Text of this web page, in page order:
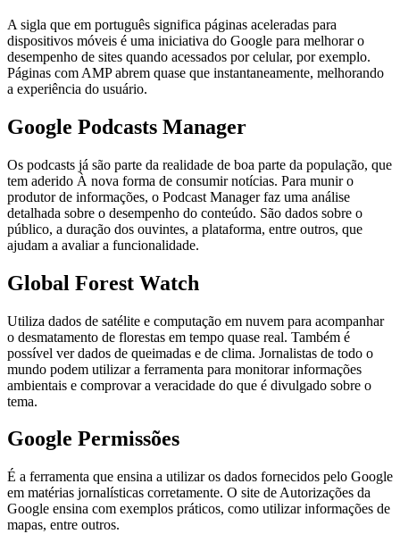
A sigla que em português significa páginas aceleradas para
dispositivos móveis é uma iniciativa do Google para melhorar o
desempenho de sites quando acessados por celular, por exemplo.
Páginas com AMP abrem quase que instantaneamente, melhorando
a experiência do usuário.
Google Podcasts Manager
Os podcasts já são parte da realidade de boa parte da população, que
tem aderido À nova forma de consumir notícias. Para munir o
produtor de informações, o Podcast Manager faz uma análise
detalhada sobre o desempenho do conteúdo. São dados sobre o
público, a duração dos ouvintes, a plataforma, entre outros, que
ajudam a avaliar a funcionalidade.
Global Forest Watch
Utiliza dados de satélite e computação em nuvem para acompanhar
o desmatamento de florestas em tempo quase real. Também é
possível ver dados de queimadas e de clima. Jornalistas de todo o
mundo podem utilizar a ferramenta para monitorar informações
ambientais e comprovar a veracidade do que é divulgado sobre o
tema.
Google Permissões
É a ferramenta que ensina a utilizar os dados fornecidos pelo Google
em matérias jornalísticas corretamente. O site de Autorizações da
Google ensina com exemplos práticos, como utilizar informações de
mapas, entre outros.